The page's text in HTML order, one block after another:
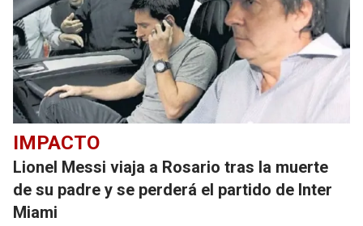
IMPACTO
Lionel Messi viaja a Rosario tras la muerte
de su padre y se perderá el partido de Inter
Miami